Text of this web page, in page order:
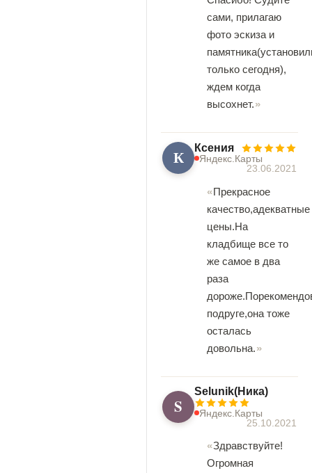
сами, прилагаю
фото эскиза и
только сегодня),
ждем когда
высохнет.
К Ксения
Яндекс.Карты
23.06.2021
Прекрасное
качество,адекватные
цены.На
кладбище все то
же самое в два
раза
подруге,она тоже
осталась
довольна.
S
Selunik(Ника)
Яндекс.Карты
25.10.2021
Здравствуйте!
Огромная